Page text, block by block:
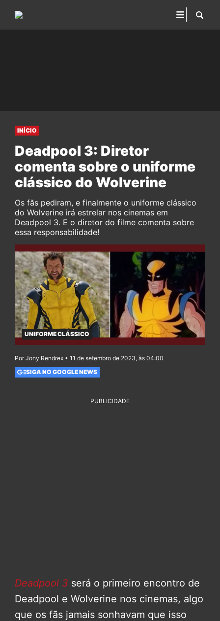
INÍCIO
Deadpool 3: Diretor
comenta sobre o uniforme
clássico do Wolverine
Os fãs pediram, e finalmente o uniforme clássico
do Wolverine irá estrelar nos cinemas em
Deadpool 3. E o diretor do filme comenta sobre
essa responsabilidade!
UNIFORME CLÁSSICO
Por Jony Rendrex • 11 de setembro de 2023, às 04:00
SIGA NO GOOGLE NEWS
PUBLICIDADE
Deadpool 3 será o primeiro encontro de
Deadpool e Wolverine nos cinemas, algo
que os fãs jamais sonhavam que isso